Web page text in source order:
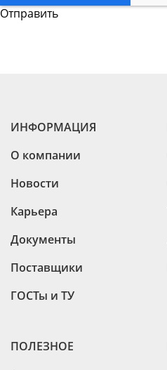
ИНФОРМАЦИЯ
О компании
Новости
Карьера
Документы
Поставщики
ГОСТы и ТУ
ПОЛЕЗНОЕ